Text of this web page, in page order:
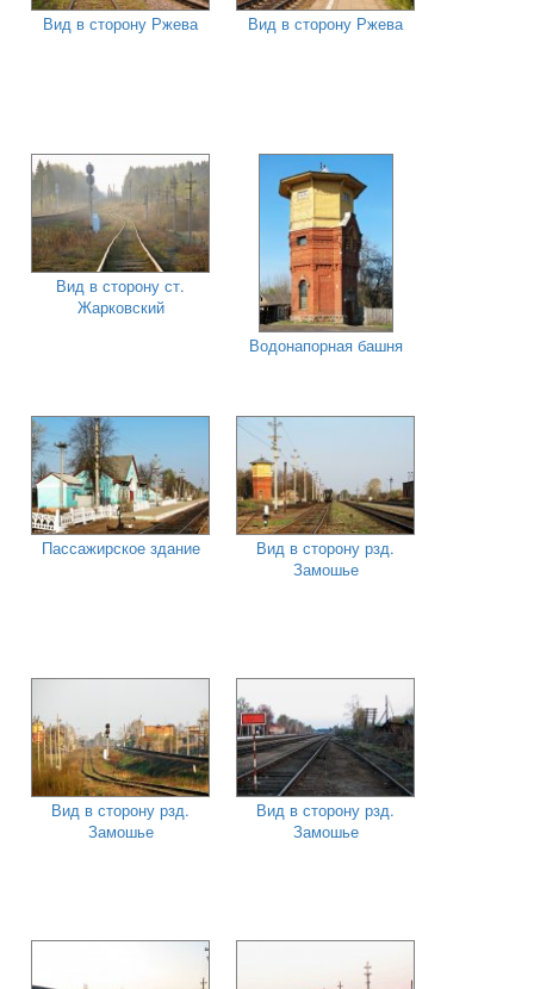
Вид в сторону Ржева Вид в сторону Ржева
Вид в сторону ст.
Жарковский
Водонапорная башня
Пассажирское здание
Вид в сторону рзд.
Замошье
Вид в сторону рзд.
Замошье
Вид в сторону рзд.
Замошье